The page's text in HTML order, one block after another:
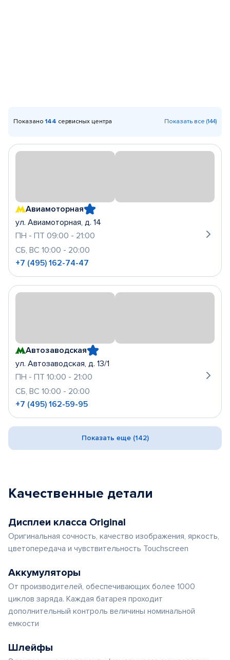
Показано 144 сервисных центра Показать все (144)
Авиамоторная
ул. Авиамоторная, д. 14
ПН - ПТ 09:00 - 21:00
СБ, ВС 10:00 - 20:00
+7 (495) 162-74-47
Автозаводская
ул. Автозаводская, д. 13/1
ПН - ПТ 10:00 - 21:00
СБ, ВС 10:00 - 20:00
+7 (495) 162-59-95
Показать еще (142)
Качественные детали
Дисплеи класса Original
Оригинальная сочность, качество изображения, яркость,
цветопередача и чувствительность Touchscreen
Аккумуляторы
От производителей, обеспечивающих более 1000
циклов заряда. Каждая батарея проходит
дополнительный контроль величины номинальной
емкости
Шлейфы